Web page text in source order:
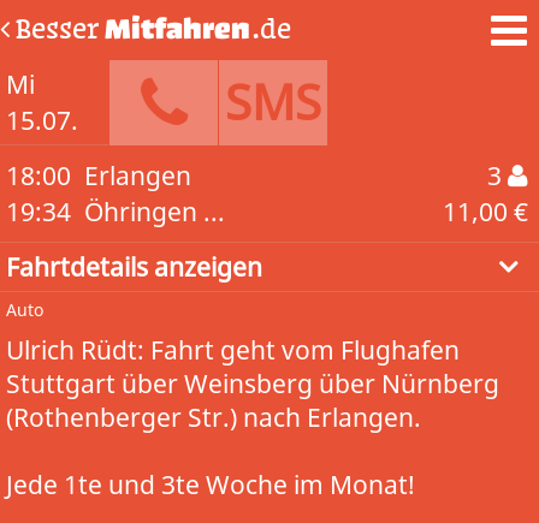
BesserMitfahren.de
Mi
15.07.
SMS
18:00
19:34
Erlangen
Öhringen ...
3
11,00 €
Fahrtdetails anzeigen
Auto
Ulrich Rüdt: Fahrt geht vom Flughafen
Stuttgart über Weinsberg über Nürnberg
(Rothenberger Str.) nach Erlangen.
Jede 1te und 3te Woche im Monat!